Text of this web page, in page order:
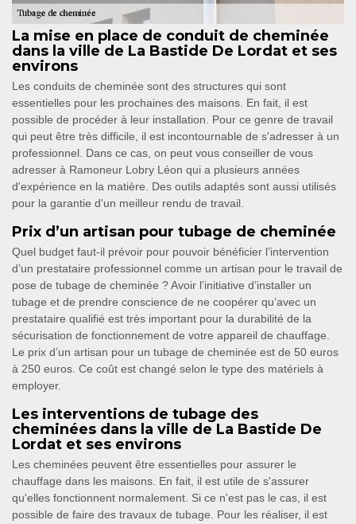
La mise en place de conduit de cheminée
dans la ville de La Bastide De Lordat et ses
environs
Les conduits de cheminée sont des structures qui sont
essentielles pour les prochaines des maisons. En fait, il est
possible de procéder à leur installation. Pour ce genre de travail
qui peut être très difficile, il est incontournable de s'adresser à un
professionnel. Dans ce cas, on peut vous conseiller de vous
adresser à Ramoneur Lobry Léon qui a plusieurs années
d'expérience en la matière. Des outils adaptés sont aussi utilisés
pour la garantie d'un meilleur rendu de travail.
Prix d’un artisan pour tubage de cheminée
Quel budget faut-il prévoir pour pouvoir bénéficier l’intervention
d’un prestataire professionnel comme un artisan pour le travail de
pose de tubage de cheminée ? Avoir l’initiative d’installer un
tubage et de prendre conscience de ne coopérer qu’avec un
prestataire qualifié est très important pour la durabilité de la
sécurisation de fonctionnement de votre appareil de chauffage.
Le prix d’un artisan pour un tubage de cheminée est de 50 euros
à 250 euros. Ce coût est changé selon le type des matériels à
employer.
Les interventions de tubage des
cheminées dans la ville de La Bastide De
Lordat et ses environs
Les cheminées peuvent être essentielles pour assurer le
chauffage dans les maisons. En fait, il est utile de s'assurer
qu'elles fonctionnent normalement. Si ce n'est pas le cas, il est
possible de faire des travaux de tubage. Pour les réaliser, il est